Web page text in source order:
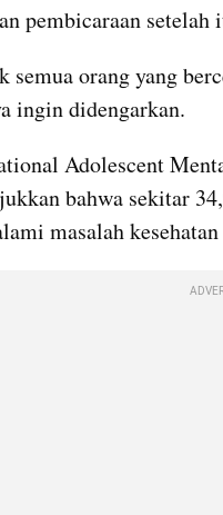
pembicaraan
semua orang yang
ingin didengarkan.
Adolescent
bahwa sekitar
masalah